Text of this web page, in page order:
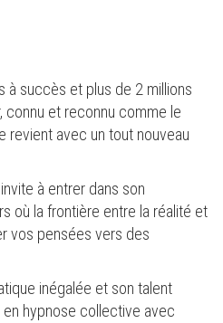
à succès et plus de 2 millions
connu et reconnu comme le
revient avec un tout nouveau
à entrer dans son
où la frontière entre la réalité et
vos pensées vers des
inégalée et son talent
hypnose collective avec